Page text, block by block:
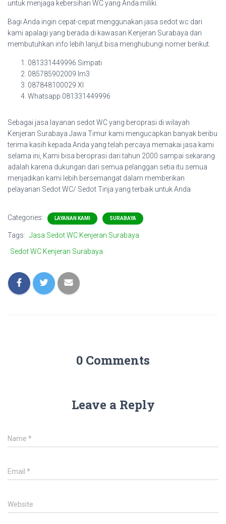
untuk menjaga kebersihan WC yang Anda miliki.
Bagi Anda ingin cepat-cepat menggunakan jasa sedot wc dari
kami apalagi yang berada di kawasan Kenjeran Surabaya dan
membutuhkan info lebih lanjut bisa menghubungi nomer berikut.
081331449996 Simpati
085785902009 Im3
087848100029 Xl
Whatsapp 081331449996
Sebagai jasa layanan sedot WC yang beroprasi di wilayah
Kenjeran Surabaya Jawa Timur kami mengucapkan banyak beribu
terima kasih kepada Anda yang telah percaya memakai jasa kami
selama ini, Kami bisa beroprasi dari tahun 2000 sampai sekarang
adalah karena dukungan dari semua pelanggan setia itu semua
menjadikan kami lebih bersemangat dalam memberikan
pelayanan Sedot WC/ Sedot Tinja yang terbaik untuk Anda
Categories: LAYANAN KAMI SURABAYA
Tags: Jasa Sedot WC Kenjeran Surabaya
Sedot WC Kenjeran Surabaya
0 Comments
Leave a Reply
Name *
Email *
Website